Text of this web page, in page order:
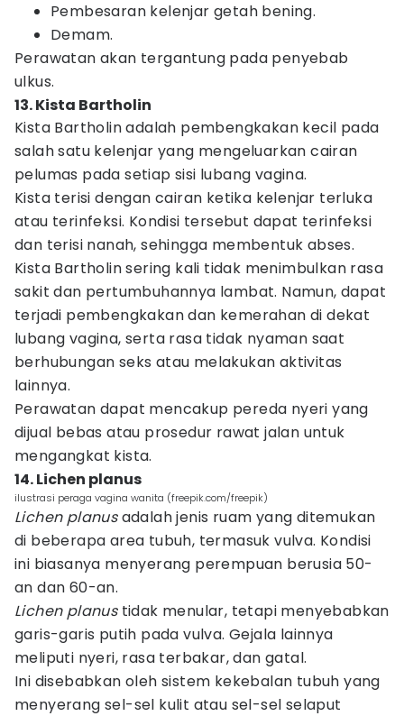
Pembesaran kelenjar getah bening.
Demam.
Perawatan akan tergantung pada penyebab
ulkus.
13. Kista Bartholin
Kista Bartholin adalah pembengkakan kecil pada
salah satu kelenjar yang mengeluarkan cairan
pelumas pada setiap sisi lubang vagina.
Kista terisi dengan cairan ketika kelenjar terluka
atau terinfeksi. Kondisi tersebut dapat terinfeksi
dan terisi nanah, sehingga membentuk abses.
Kista Bartholin sering kali tidak menimbulkan rasa
sakit dan pertumbuhannya lambat. Namun, dapat
terjadi pembengkakan dan kemerahan di dekat
lubang vagina, serta rasa tidak nyaman saat
berhubungan seks atau melakukan aktivitas
lainnya.
Perawatan dapat mencakup pereda nyeri yang
dijual bebas atau prosedur rawat jalan untuk
mengangkat kista.
14. Lichen planus
ilustrasi peraga vagina wanita (freepik.com/freepik)
Lichen planusadalah jenis ruam yang ditemukan
di beberapa area tubuh, termasuk vulva. Kondisi
ini biasanya menyerang perempuan berusia 50-
an dan 60-an.
Lichen planustidak menular, tetapi menyebabkan
garis-garis putih pada vulva. Gejala lainnya
meliputi nyeri, rasa terbakar, dan gatal.
Ini disebabkan oleh sistem kekebalan tubuh yang
menyerang sel-sel kulit atau sel-sel selaput